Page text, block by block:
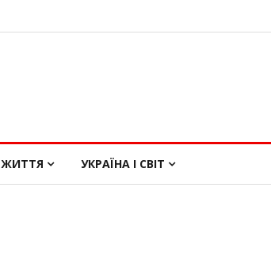
ЖИТТЯ УКРАЇНА І СВІТ